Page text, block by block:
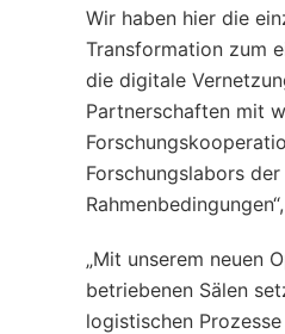
Wir haben hier die
Transformation zum
die digitale
Partnerschaften mit
Forschungslabors
„Mit unserem neuen
betriebenen Sälen
logistischen